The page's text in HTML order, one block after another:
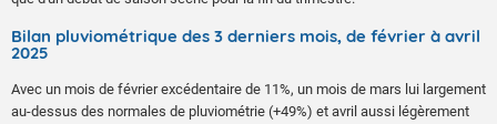
Bilan pluviométrique des 3 derniers mois, de février à avril
2025
Avec un mois de février excédentaire de 11%, un mois de mars lui largement
au-dessus des normales de pluviométrie (+49%) et avril aussi légèrement